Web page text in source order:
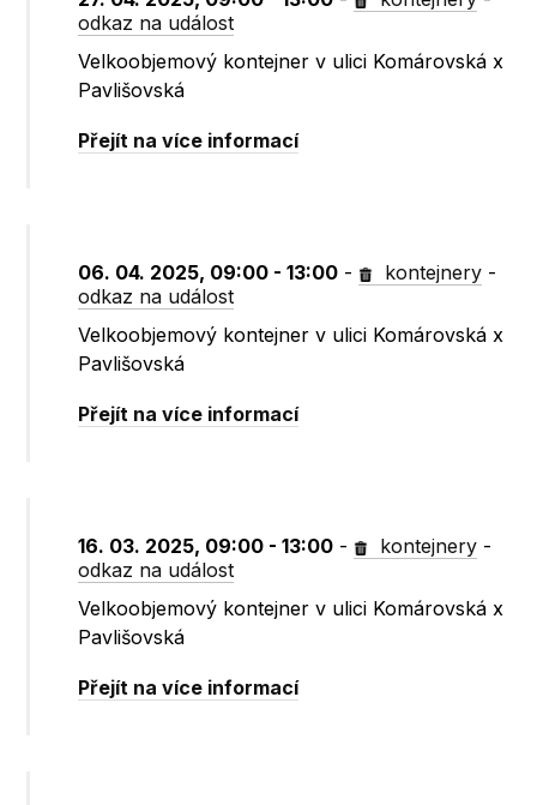
odkaz na událost
Velkoobjemový kontejner v ulici Komárovská x
Pavlišovská
Přejít na více informací
06. 04. 2025, 09:00 - 13:00 - kontejnery -
odkaz na událost
Velkoobjemový kontejner v ulici Komárovská x
Pavlišovská
Přejít na více informací
16. 03. 2025, 09:00 - 13:00 - kontejnery -
odkaz na událost
Velkoobjemový kontejner v ulici Komárovská x
Pavlišovská
Přejít na více informací